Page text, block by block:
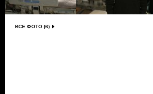
ВСЕ ФОТО (6)